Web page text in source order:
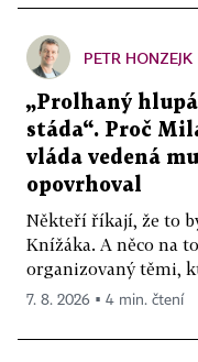
PETR HONZEJK
„Prolhaný
stáda“. Proč
vláda vedená
opovrhoval
Někteří říkají, že to
Knížáka. A něco na
organizovaný těmi,
7. 8. 2026 ▪ 4 min. čtení